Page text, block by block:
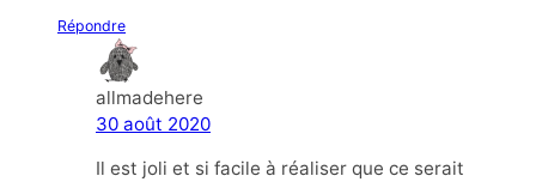
Répondre
allmadehere
30 août 2020
Il est joli et si facile à réaliser que ce serait